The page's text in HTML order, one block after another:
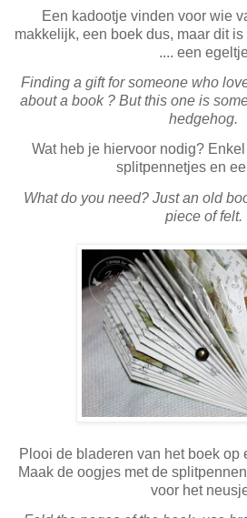
Een kadootje vinden voor wie
makkelijk, een boek dus, maar dit
.... een
Finding a gift for someone who
about a book ? But this one is
hedgehog.
Wat heb je hiervoor nodig?
splitpennetjes en
What do you need? Just an old
piece of felt.
Plooi de bladeren van het boek op
Maak de oogjes met de
voor het